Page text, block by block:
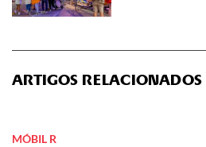
ARTIGOS RELACIONADOS
MÓBIL R